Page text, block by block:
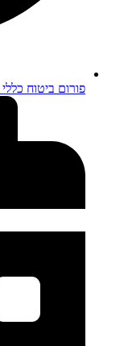
פורום ביטוח